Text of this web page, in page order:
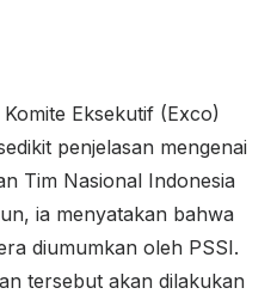
Eksekutif (Exco)
penjelasan mengenai
Tim Nasional Indonesia
ia menyatakan bahwa
diumumkan oleh PSSI.
tersebut akan dilakukan